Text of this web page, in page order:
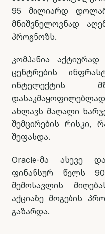
95 მილიარდ
მნიშვნელოვნად
პროგნოზს.
კომპანია
ცენტრების
ინტელექტის
ახლავს მაღალი
შემცირების რისკი,
შეფასდა.
Oracle-მა ასევე
ფინანსურ წელს
შემოსავლის
აქციაზე მოგების
გაზარდა.